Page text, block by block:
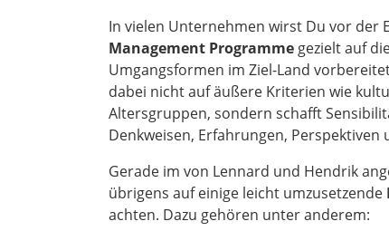
In vielen Unternehmen wirst Du vor der
Management Programme gezielt auf
Umgangsformen im Ziel-Land
dabei nicht auf äußere Kriterien wie
Altersgruppen, sondern schafft
Denkweisen, Erfahrungen, Perspektiven
Gerade im von Lennard und Hendrik
übrigens auf einige leicht umzusetzende
achten. Dazu gehören unter anderem: